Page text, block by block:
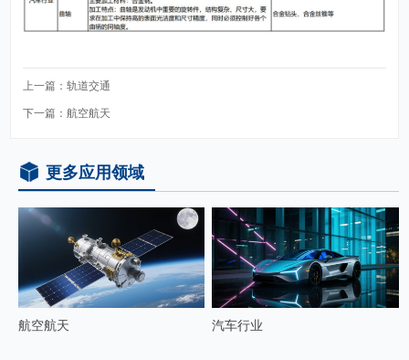
上一篇： 轨道交通
下一篇： 航空航天
更多应用领域
航空航天 汽车行业